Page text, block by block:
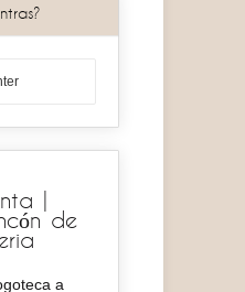
|
de
a